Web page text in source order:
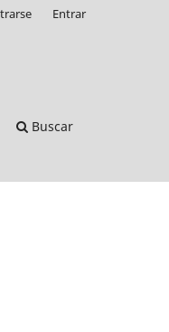
Buscar
Entrar